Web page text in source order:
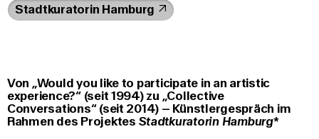
Stadtkuratorin Hamburg
Von „Would you like to participate in an artistic
experience?“ (seit 1994) zu „Collective
Conversations‎“ (seit 2014) – Künstlergespräch im
Rahmen des Projektes Stadtkuratorin Hamburg*